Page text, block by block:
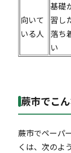
向いて
いる人
基礎
習し
落ち
い
蕨市でこ
蕨市でペーパ
くは、次のよ